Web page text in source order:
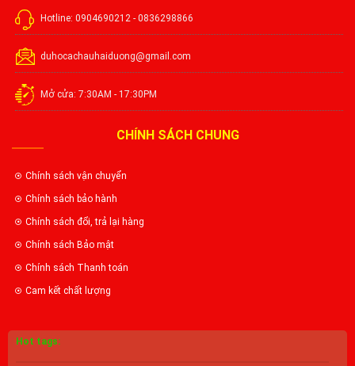
Hotline: 0904690212 - 0836298866
duhocachauhaiduong@gmail.com
Mở cửa: 7:30AM - 17:30PM
CHÍNH SÁCH CHUNG
Chính sách vận chuyển
Chính sách bảo hành
Chính sách đổi, trả lại hàng
Chính sách Bảo mật
Chính sách Thanh toán
Cam kết chất lượng
Hot tags: